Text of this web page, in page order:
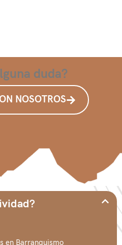
duda?
NOSOTROS
en Barranquismo